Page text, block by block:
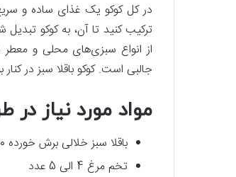
در کل کوکو یک غذای ساده و
ترکیب کنید تا آن، به کوکو
از انواع سبزی‌های محلی و
جالبی است. کوکو باقلا سبز در
مواد مورد نیاز در
باقلا سبز خلالی برش خورده 250 گرم
تخم مرغ 4 الی 5 عدد